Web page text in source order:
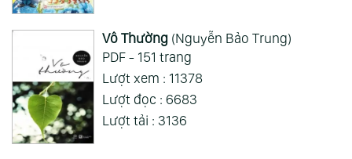
Vô Thường(Nguyễn Bảo Trung)
PDF - 151 trang
Lượt xem : 11378
Lượt đọc : 6683
Lượt tải : 3136